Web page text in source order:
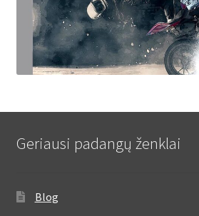
Geriausi padangų ženklai
Blog